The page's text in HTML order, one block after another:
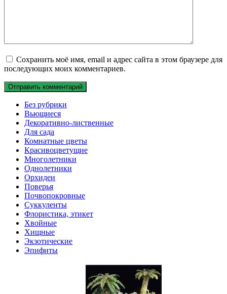
Сохранить моё имя, email и адрес сайта в этом браузере для
последующих моих комментариев.
Без рубрики
Вьющиеся
Декоративно-лиственные
Для сада
Комнатные цветы
Красивоцветущие
Многолетники
Однолетники
Орхидеи
Поверья
Почвопокровные
Суккуленты
Флористика, этикет
Хвойные
Хищные
Экзотические
Эпифиты